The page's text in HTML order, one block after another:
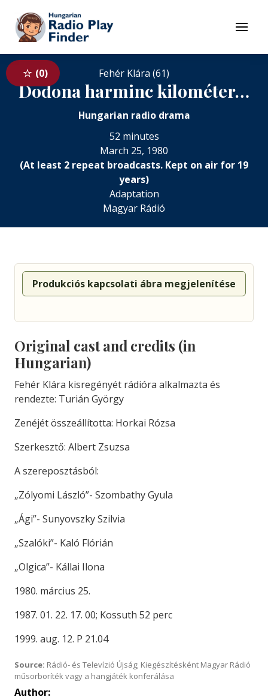
To contents
Menu
0 Fehér Klára (61)
Dodona harminc kilométer…
Hungarian radio drama
52 minutes
March 25, 1980
(At least 2 repeat broadcasts. Kept on air for 19
years)
Adaptation
Magyar Rádió
Produkciós kapcsolati ábra megjelenítése
Original cast and credits (in
Hungarian)
Fehér Klára kisregényét rádióra alkalmazta és
rendezte: Turián György
Zenéjét összeállította: Horkai Rózsa
Szerkesztő: Albert Zsuzsa
A szereposztásból:
„Zólyomi László”- Szombathy Gyula
„Ági”- Sunyovszky Szilvia
„Szalóki”- Kaló Flórián
„Olgica”- Kállai Ilona
1980. március 25.
1987. 01. 22. 17. 00; Kossuth 52 perc
1999. aug. 12. P 21.04
Source: Rádió- és Televízió Újság; Kiegészítésként Magyar Rádió
műsorboríték vagy a hangjáték konferálása
Author: